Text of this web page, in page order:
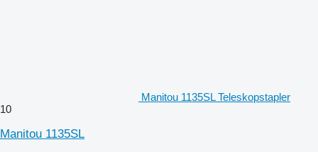
Manitou 1135SL Teleskopstapler
10
Manitou 1135SL